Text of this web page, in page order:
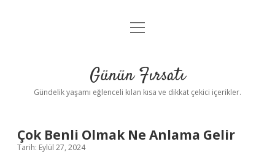
Anasayfa
Yasal Uyarı
menüyü
Günün Fırsatı
Gündelik yaşamı eğlenceli kılan kısa ve dikkat çekici içerikler.
Çok Benli Olmak Ne Anlama Gelir
Tarih: Eylül 27, 2024